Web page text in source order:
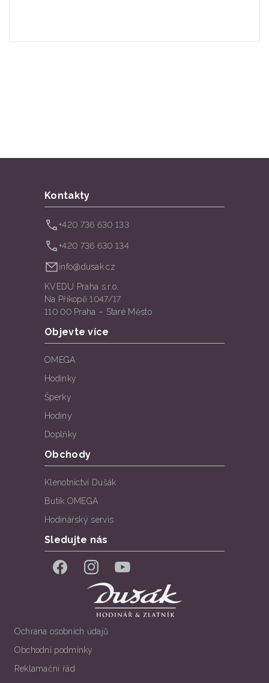
Kontakty
+420 736 630 133
+420 736 630 134
info@dusak.cz
KVEDU Praha s.r.o.
Na Příkopě 1047/17
110 00 Praha – Staré Město
Objevte více
OMEGA
Hodinky
Šperky
Hodiny
Doplňky
Obchody
Klenotnictví Dušák
Butik OMEGA
Hodinářský servis
Sledujte nás
FacebookInstagramYouTube
Ochrana osobních údajů
Obchodní podmínky
Reklamační řád